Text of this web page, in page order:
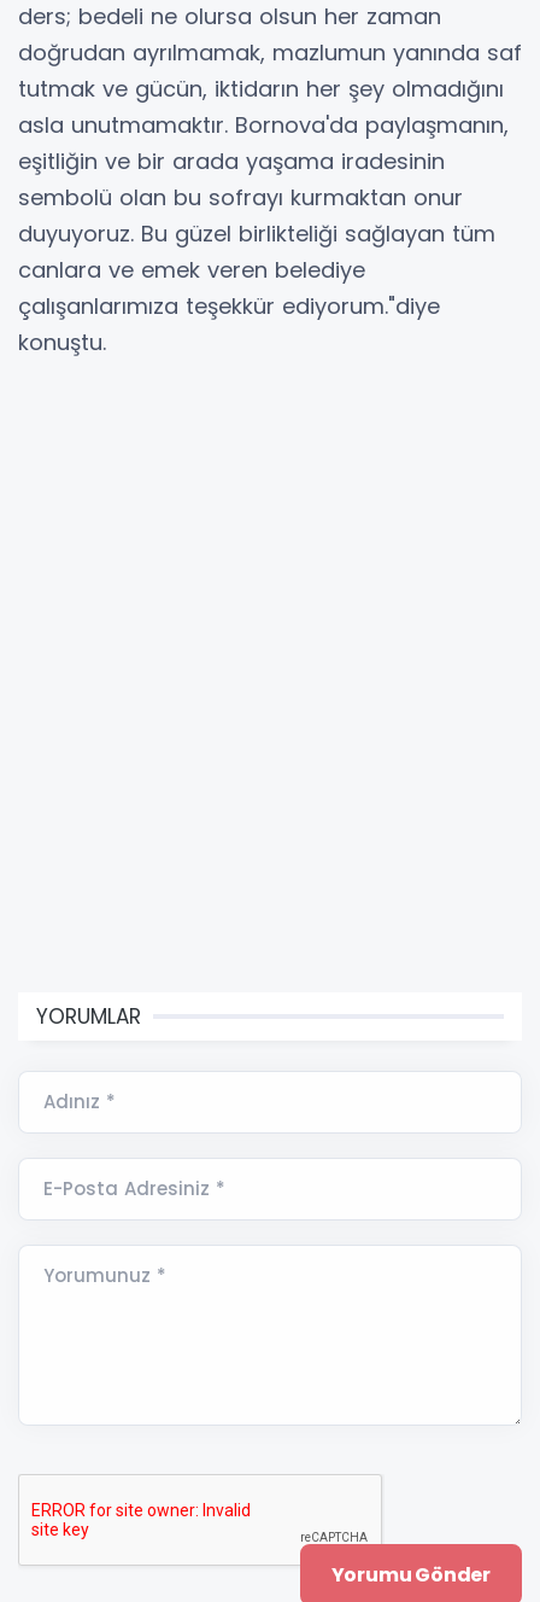
ders; bedeli ne olursa olsun her zaman
doğrudan ayrılmamak, mazlumun yanında saf
tutmak ve gücün, iktidarın her şey olmadığını
asla unutmamaktır. Bornova'da paylaşmanın,
eşitliğin ve bir arada yaşama iradesinin
sembolü olan bu sofrayı kurmaktan onur
duyuyoruz. Bu güzel birlikteliği sağlayan tüm
canlara ve emek veren belediye
çalışanlarımıza teşekkür ediyorum."diye
konuştu.
YORUMLAR
Adınız *
E-Posta Adresiniz *
Yorumunuz *